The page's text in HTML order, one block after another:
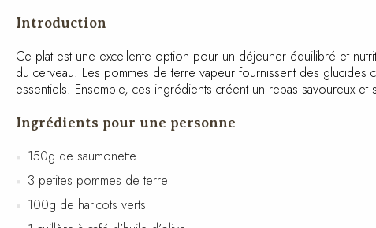
Introduction
Ce plat est une excellente option pour un déjeuner équilibré et
fonctionnement du cerveau. Les pommes de terre vapeur
minéraux essentiels. Ensemble, ces ingrédients créent un repas
Ingrédients pour une personne
150g de saumonette
3 petites pommes de terre
100g de haricots verts